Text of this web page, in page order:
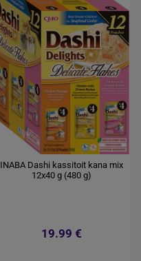
INABA Dashi kassitoit kana mix
12x40 g (480 g)
19.99 €